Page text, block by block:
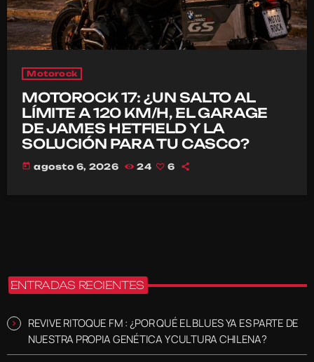
Motorock
MOTOROCK 17: ¿UN SALTO AL
LÍMITE A 120 KM/H, EL GARAGE
DE JAMES HETFIELD Y LA
SOLUCIÓN PARA TU CASCO?
today agosto 6, 2026 24 6
ENTRADAS RECIENTES
REVIVE RITOQUE FM : ¿POR QUÉ EL BLUES YA ES PARTE DE
NUESTRA PROPIA GENÉTICA Y CULTURA CHILENA?